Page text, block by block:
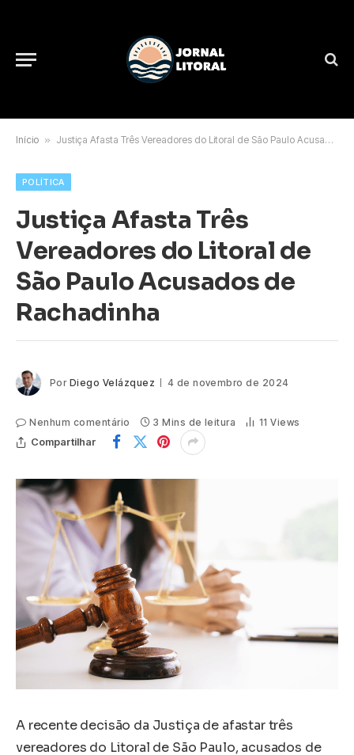
Início » Justiça Afasta Três Vereadores do Litoral de São Paulo Acusados de Rachadinha
POLÍTICA
Justiça Afasta Três
Vereadores do Litoral de
São Paulo Acusados de
Rachadinha
Por Diego Velázquez 4 de novembro de 2024
Nenhum comentário 3 Mins de leitura 11Views
Compartilhar
A recente decisão da Justiça de afastar três
vereadores do Litoral de São Paulo, acusados de